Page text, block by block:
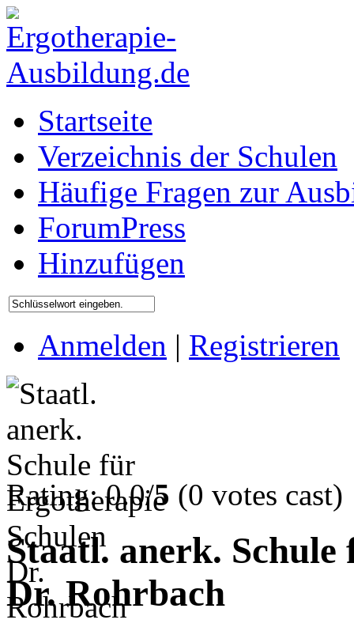
Startseite
Verzeichnis der Schulen
Häufige Fragen zur
ForumPress
Hinzufügen
Anmelden | Registrieren
Rating: 0.0/5 (0 votes cast)
Staatl. anerk.
Dr. Rohrbach